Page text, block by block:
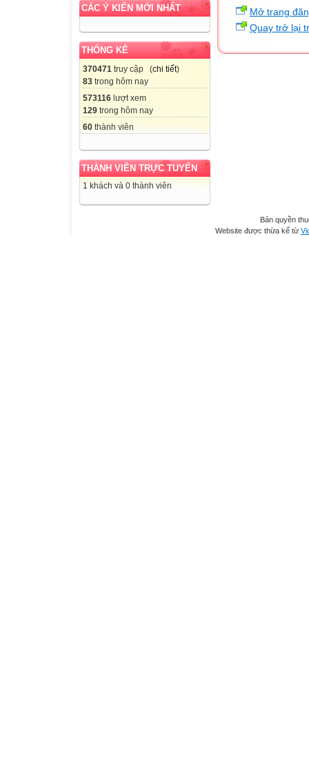
CÁC Ý KIẾN MỚI NHẤT
THỐNG KÊ
370471 truy cập (chi tiết)
83 trong hôm nay
573116 lượt xem
129 trong hôm nay
60 thành viên
THÀNH VIÊN TRỰC TUYẾN
1 khách và 0 thành viên
Mở trang
Quay trở lại
Bản quyền
Website được thừa kế từ